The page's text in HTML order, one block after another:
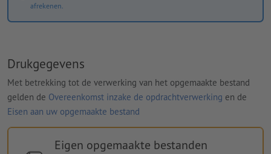
afrekenen.
Drukgegevens
Met betrekking tot de verwerking van het opgemaakte bestand
gelden de Overeenkomst inzake de opdrachtverwerking en de
Eisen aan uw opgemaakte bestand
Eigen opgemaakte bestanden